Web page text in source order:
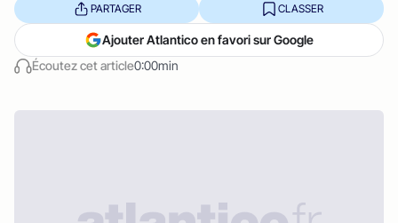
Écoutez cet article0:00min
PARTAGER CLASSER
Ajouter Atlantico en favori sur Google